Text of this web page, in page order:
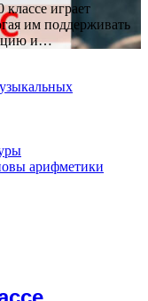
играет
им поддерживать
и…
арифметики